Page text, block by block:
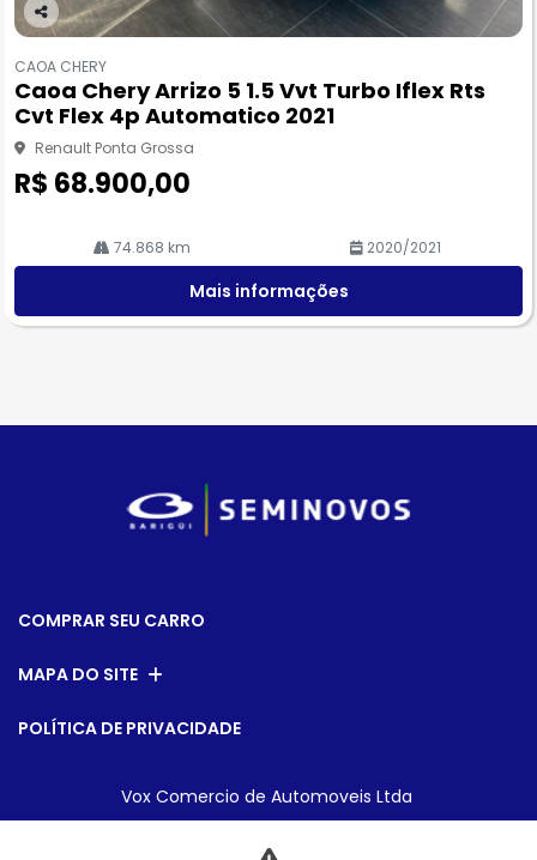
Co
pa
rtil
he
CAOA CHERY
Caoa Chery Arrizo 5 1.5 Vvt Turbo Iflex Rts
Cvt Flex 4p Automatico 2021
Renault Ponta Grossa
R$ 68.900,00
74.868 km 2020/2021
Mais informações
COMPRAR SEU CARRO
MAPA DO SITE
POLÍTICA DE PRIVACIDADE
Vox Comercio de Automoveis Ltda